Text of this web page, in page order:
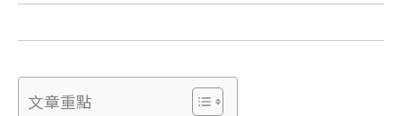
文章重點